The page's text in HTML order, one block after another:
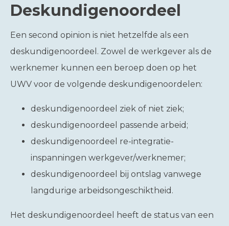
Deskundigenoordeel
Een second opinion is niet hetzelfde als een
deskundigenoordeel. Zowel de werkgever als de
werknemer kunnen een beroep doen op het
UWV voor de volgende deskundigenoordelen:
deskundigenoordeel ziek of niet ziek;
deskundigenoordeel passende arbeid;
deskundigenoordeel re-integratie-
inspanningen werkgever/werknemer;
deskundigenoordeel bij ontslag vanwege
langdurige arbeidsongeschiktheid.
Het deskundigenoordeel heeft de status van een